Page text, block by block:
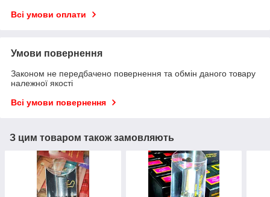
Всі умови оплати
Умови повернення
Законом не передбачено повернення та обмін даного товару
належної якості
Всі умови повернення
З цим товаром також замовляють